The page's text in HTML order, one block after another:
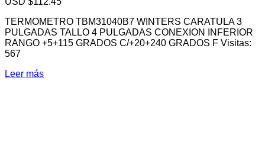
TERMOMETRO TBM31040B7 WINTERS CARATULA 3
PULGADAS TALLO 4 PULGADAS CONEXION INFERIOR
RANGO +5+115 GRADOS C/+20+240 GRADOS F Visitas:
567
Leer más